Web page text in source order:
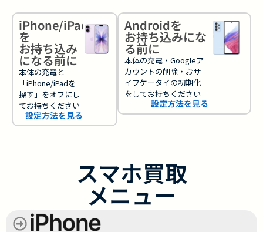
iPhone/iPad
を
お持ち込み
になる前に
本体の充電と
「iPhone/iPadを
探す」をオフにし
てお持ちください
設定方法を見る
Androidを
お持ち込みにな
る前に
本体の充電・Googleア
カウントの削除・おサ
イフケータイの初期化
をしてお持ちください
設定方法を見る
スマホ買取
メニュー